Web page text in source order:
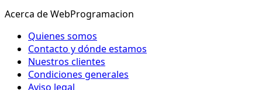
Acerca de WebProgramacion
Quienes somos
Contacto y dónde estamos
Nuestros clientes
Condiciones generales
Aviso legal